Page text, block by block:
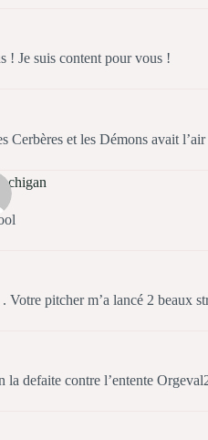
! Je suis content pour vous !
Cerbères et les Démons avait
Votre pitcher m’a lancé 2 beaux
la defaite contre l’entente